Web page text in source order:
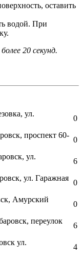
оставить
водой. При
20 секунд.
ул.
0
проспект 60-
0
ул.
6
ул. Гаражная
0
Амурский
0
переулок
6
ул.
4